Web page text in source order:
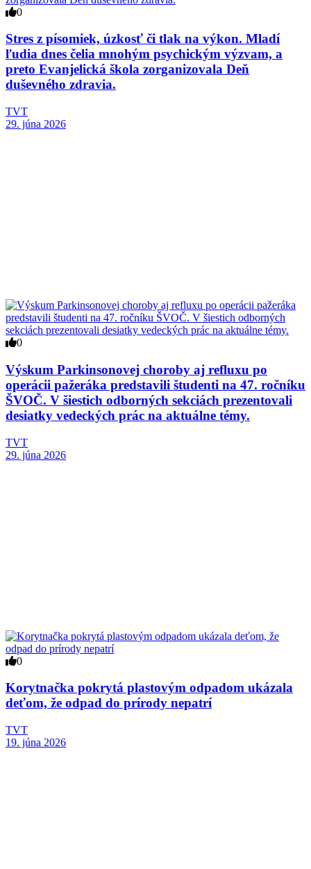
0
Stres z písomiek, úzkosť či tlak na výkon. Mladí
ľudia dnes čelia mnohým psychickým výzvam, a
preto Evanjelická škola zorganizovala Deň
duševného zdravia.
TVT
29. júna 2026
0
Výskum Parkinsonovej choroby aj refluxu po
operácii pažeráka predstavili študenti na 47. ročníku
ŠVOČ. V šiestich odborných sekciách prezentovali
desiatky vedeckých prác na aktuálne témy.
TVT
29. júna 2026
0
Korytnačka pokrytá plastovým odpadom ukázala
deťom, že odpad do prírody nepatrí
TVT
19. júna 2026